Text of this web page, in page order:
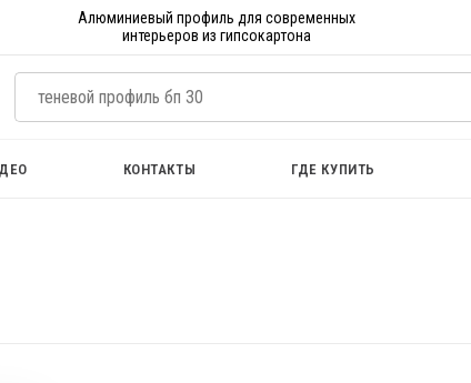
Алюминиевый профиль для современных
интерьеров из гипсокартона
КОНТАКТЫ ГДЕ КУПИТЬ